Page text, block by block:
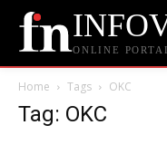
ONLINE
Home Tags OKC
Tag: OKC